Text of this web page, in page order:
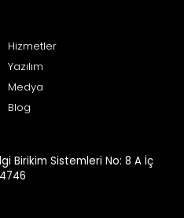
Hizmetler
Yazılım
Medya
Blog
Birikim Sistemleri No: 8 A İç